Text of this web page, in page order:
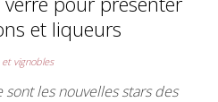
et liqueurs
et vignobles
les nouvelles stars des